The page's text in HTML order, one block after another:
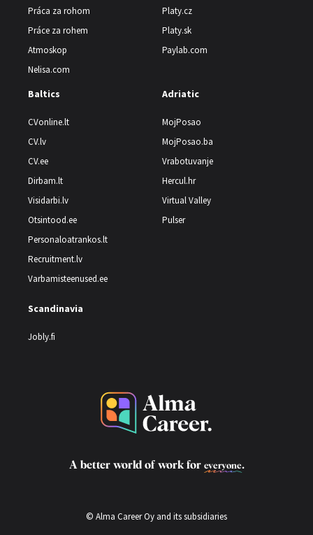
Práca za rohom
Práce za rohem
Atmoskop
Nelisa.com
Platy.cz
Platy.sk
Paylab.com
Baltics
CVonline.lt
CV.lv
CV.ee
Dirbam.lt
Visidarbi.lv
Otsintood.ee
Personaloatrankos.lt
Recruitment.lv
Varbamisteenused.ee
Adriatic
MojPosao
MojPosao.ba
Vrabotuvanje
Hercul.hr
Virtual Valley
Pulser
Scandinavia
Jobly.fi
A better world of work for everyone.
© Alma Career Oy and its subsidiaries